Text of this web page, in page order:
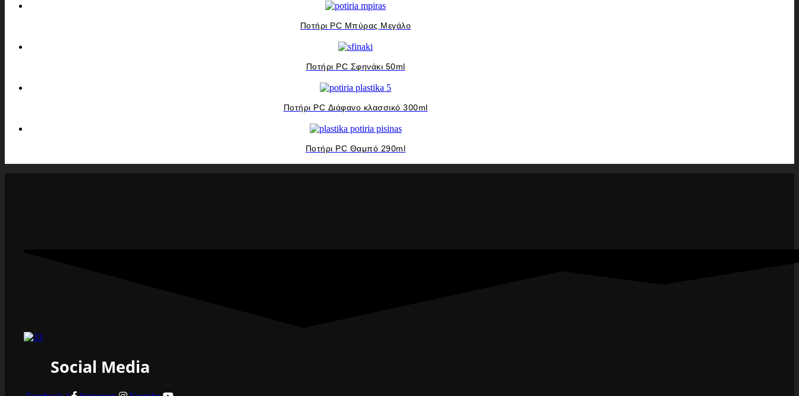
Ποτήρι PC Μπύρας Μεγάλο
Ποτήρι PC Σφηνάκι 50ml
Ποτήρι PC Διάφανο κλασσικό 300ml
Ποτήρι PC Θαμπό 290ml
Social Media